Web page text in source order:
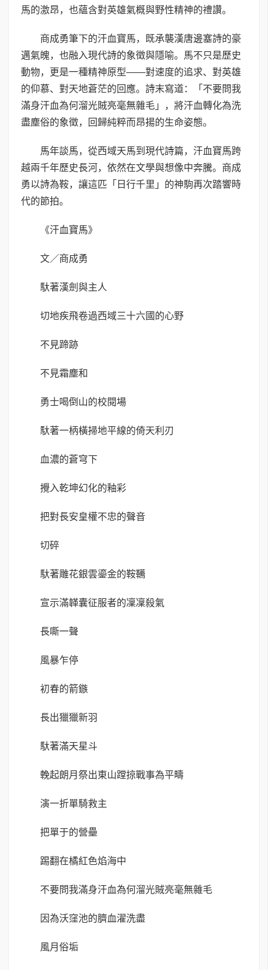
馬的激昂，也蘊含對英雄氣概與野性精神的禮讚。
商成勇筆下的汗血寶馬，既承襲漢唐邊塞詩的豪
邁氣魄，也融入現代詩的象徵與隱喻。馬不只是歷史
動物，更是一種精神原型——對速度的追求、對英雄
的仰慕、對天地蒼茫的回應。詩末寫道：「不要問我
滿身汗血為何溜光賊亮毫無雜毛」，將汗血轉化為洗
盡塵俗的象徵，回歸純粹而昂揚的生命姿態。
馬年談馬，從西域天馬到現代詩篇，汗血寶馬跨
越兩千年歷史長河，依然在文學與想像中奔騰。商成
勇以詩為鞍，讓這匹「日行千里」的神駒再次踏響時
代的節拍。
《汗血寶馬》
文／商成勇
馱著漢劍與主人
切地疾飛卷過西域三十六國的心野
不見蹄跡
不見霜塵和
勇士喝倒山的校閱場
馱著一柄橫掃地平線的倚天利刃
血濃的蒼穹下
攪入乾坤幻化的釉彩
把對長安皇權不忠的聲音
切碎
馱著雕花銀雲鎏金的鞍韉
宣示滿韚囊征服者的凜凜殺氣
長嘶一聲
風暴乍停
初春的箭鏃
長出獵獵新羽
馱著滿天星斗
輓起朗月祭出東山蹚掠戰事為平疇
演一折單騎救主
把單于的營壘
踢翻在橘紅色焰海中
不要問我滿身汗血為何溜光賊亮毫無雜毛
因為沃窪池的臍血濯洗盡
風月俗垢